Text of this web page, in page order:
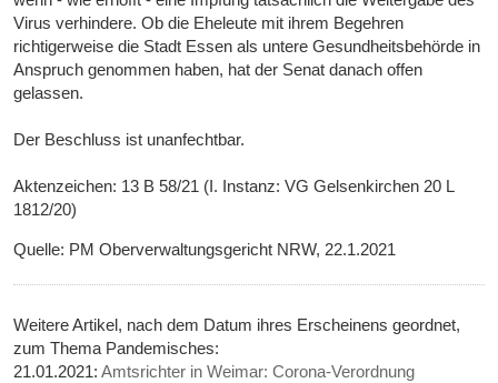
Virus verhindere. Ob die Eheleute mit ihrem Begehren
richtigerweise die Stadt Essen als untere Gesundheitsbehörde in
Anspruch genommen haben, hat der Senat danach offen
gelassen.
Der Beschluss ist unanfechtbar.
Aktenzeichen: 13 B 58/21 (I. Instanz: VG Gelsenkirchen 20 L
1812/20)
Quelle: PM Oberverwaltungsgericht NRW, 22.1.2021
Weitere Artikel, nach dem Datum ihres Erscheinens geordnet,
zum Thema Pandemisches:
21.01.2021:Amtsrichter in Weimar: Corona-Verordnung